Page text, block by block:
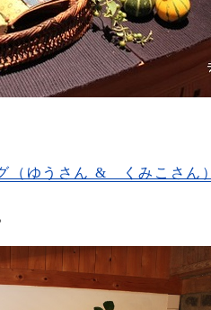
（ゆうさん & くみこさん）